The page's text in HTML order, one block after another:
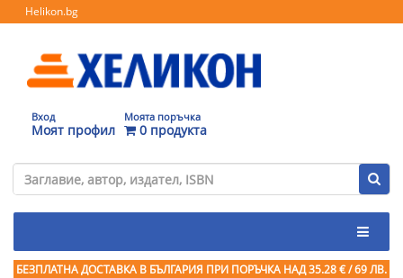
Helikon.bg
Вход
Моят профил
Моята поръчка
0 продукта
БЕЗПЛАТНА ДОСТАВКА В БЪЛГАРИЯ ПРИ ПОРЪЧКА НАД 35.28 € / 69 ЛВ.